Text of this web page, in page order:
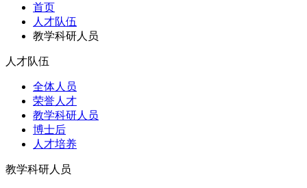
首页
人才队伍
教学科研人员
人才队伍
全体人员
荣誉人才
教学科研人员
博士后
人才培养
教学科研人员